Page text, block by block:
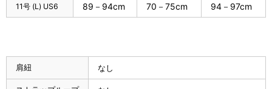
11号 (L) US6 89－94cm 70－75cm 94－97cm
肩紐 なし